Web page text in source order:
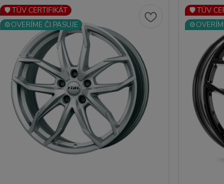
🛡️ TÜV CERTIFIKÁT
⚙️OVERÍME ČI PASUJE
🛡️ TÜV